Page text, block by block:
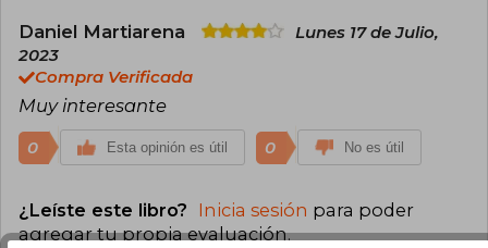
Daniel Martiarena
Lunes 17 de Julio,
2023
Compra Verificada
Muy interesante
0 Esta opinión es útil 0 No es útil
¿Leíste este libro? Inicia sesión para poder
agregar tu propia evaluación.